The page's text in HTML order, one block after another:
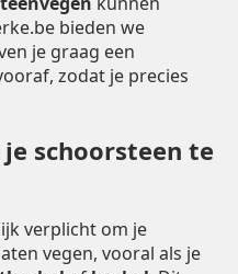
bieden we
je graag een
zodat je precies
schoorsteen te
verplicht om je
vegen, vooral als je